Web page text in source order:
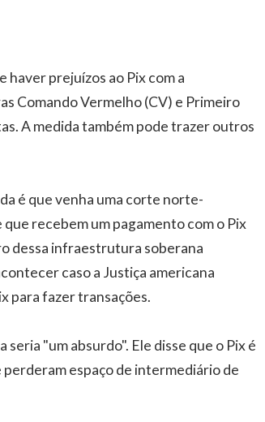
haver prejuízos ao Pix com a
Comando Vermelho (CV) e Primeiro
A medida também pode trazer outros
é que venha uma corte norte-
recebem um pagamento com o Pix
dessa infraestrutura soberana
caso a Justiça americana
para fazer transações.
"um absurdo". Ele disse que o Pix é
espaço de intermediário de